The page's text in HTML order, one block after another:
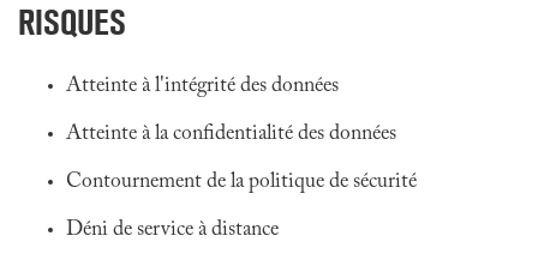
RISQUES
Atteinte à l'intégrité des données
Atteinte à la confidentialité des données
Contournement de la politique de sécurité
Déni de service à distance